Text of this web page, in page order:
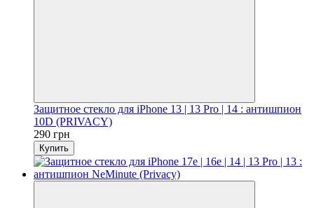
Защитное стекло для iPhone 13 | 13 Pro | 14 : антишпион
10D (PRIVACY)
290 грн
Купить